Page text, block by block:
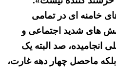
ای در تمامی
های شدید اجتماعی و
انجامیده، صد البته یک
ماحصل چهار دهه غارت،